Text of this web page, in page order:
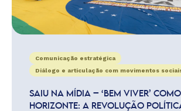
Comunicação estratégica
Diálogo e articulação com movimentos
SAIU NA MÍDIA – ‘BEM VIVER’ COMO
HORIZONTE: A REVOLUÇÃO